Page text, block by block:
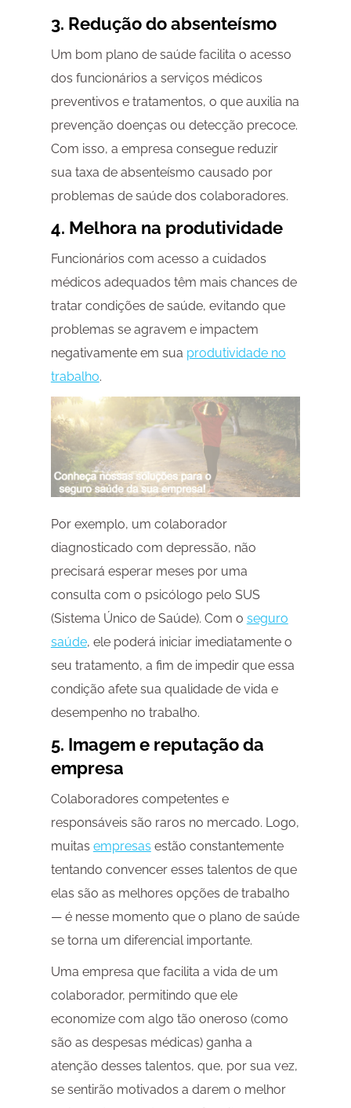
3. Redução do absenteísmo
Um bom plano de saúde facilita o acesso
dos funcionários a serviços médicos
preventivos e tratamentos, o que auxilia na
prevenção doenças ou detecção precoce.
Com isso, a empresa consegue reduzir
sua taxa de absenteísmo causado por
problemas de saúde dos colaboradores.
4. Melhora na produtividade
Funcionários com acesso a cuidados
médicos adequados têm mais chances de
tratar condições de saúde, evitando que
problemas se agravem e impactem
negativamente em sua produtividade no
trabalho.
Por exemplo, um colaborador
diagnosticado com depressão, não
precisará esperar meses por uma
consulta com o psicólogo pelo SUS
(Sistema Único de Saúde). Com o seguro
saúde, ele poderá iniciar imediatamente o
seu tratamento, a fim de impedir que essa
condição afete sua qualidade de vida e
desempenho no trabalho.
5. Imagem e reputação da
empresa
Colaboradores competentes e
responsáveis são raros no mercado. Logo,
muitas empresas estão constantemente
tentando convencer esses talentos de que
elas são as melhores opções de trabalho
— é nesse momento que o plano de saúde
se torna um diferencial importante.
Uma empresa que facilita a vida de um
colaborador, permitindo que ele
economize com algo tão oneroso (como
são as despesas médicas) ganha a
atenção desses talentos, que, por sua vez,
se sentirão motivados a darem o melhor